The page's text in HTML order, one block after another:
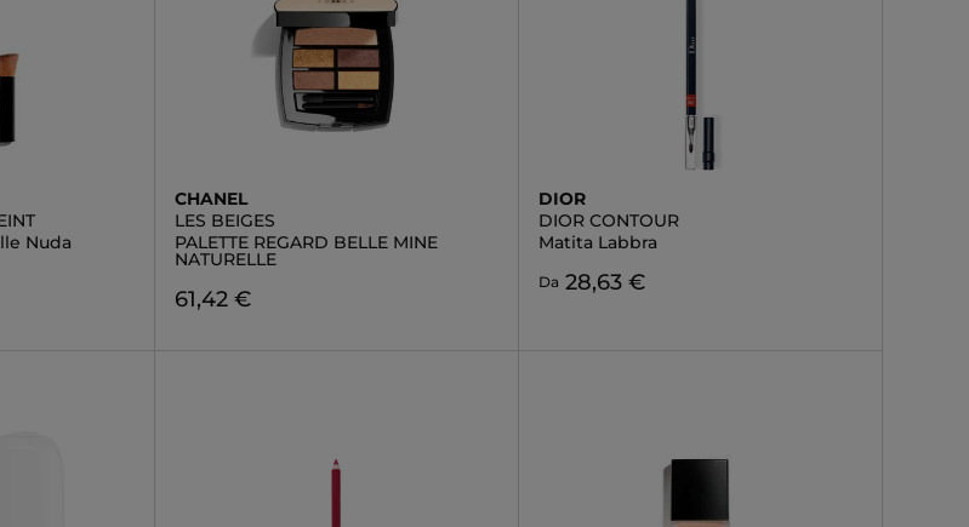
Nuda
CHANEL
LES BEIGES
PALETTE REGARD BELLE MINE
NATURELLE
61,42 €
DIOR
DIOR CONTOUR
Matita Labbra
Da 28,63 €